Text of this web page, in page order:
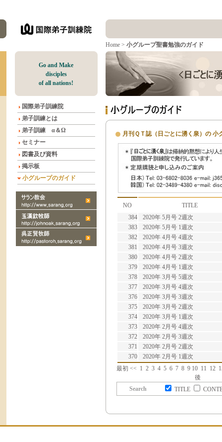
Home > 小グループ聖書勉強のガイド
Go and Make
disciples
of all nations!
国際弟子訓練院
弟子訓練とは
弟子訓練 α＆Ω
セミナー
図書及び資料
掲示板
小グループのガイド
月刊ＱＴ誌（日ごとに湧く泉）の
NO
TITLE
384
2020年 5月号 2週次
383
2020年 5月号 1週次
382
2020年 4月号 4週次
381
2020年 4月号 3週次
380
2020年 4月号 2週次
379
2020年 4月号 1週次
378
2020年 3月号 5週次
377
2020年 3月号 4週次
376
2020年 3月号 3週次
375
2020年 3月号 2週次
374
2020年 3月号 1週次
373
2020年 2月号 4週次
372
2020年 2月号 3週次
371
2020年 2月号 2週次
370
2020年 2月号 1週次
最初 << 1 2 3 4 5 6 7 8 9 10 11 12
後
Search
TITLE